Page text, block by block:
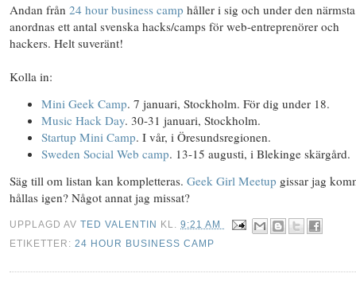
Andan från 24 hour business camp håller i sig och under den
anordnas ett antal svenska hacks/camps för web-entreprenörer och
hackers. Helt suveränt!
Kolla in:
Mini Geek Camp. 7 januari, Stockholm. För dig under 18.
Music Hack Day. 30-31 januari, Stockholm.
Startup Mini Camp. I vår, i Öresundsregionen.
Sweden Social Web camp. 13-15 augusti, i Blekinge skärgård.
Säg till om listan kan kompletteras. Geek Girl Meetup gissar jag
hållas igen? Något annat jag missat?
UPPLAGD AVTED VALENTIN KL.9:21 AM
ETIKETTER:24 HOUR BUSINESS CAMP